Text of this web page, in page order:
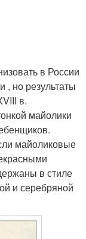
в России
, но результаты
в.
майолики
майоликовые
в стиле
и серебряной